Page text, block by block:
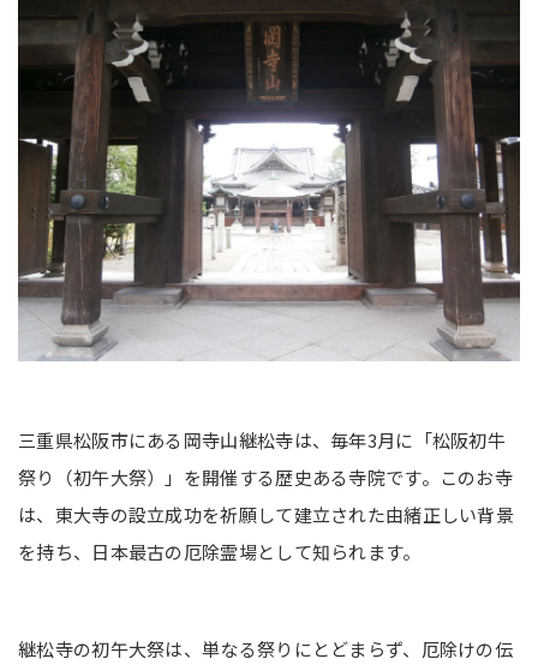
三重県松阪市にある岡寺山継松寺は、毎年3月に「松阪初牛
祭り（初午大祭）」を開催する歴史ある寺院です。このお寺
は、東大寺の設立成功を祈願して建立された由緒正しい背景
を持ち、日本最古の厄除霊場として知られます。
継松寺の初午大祭は、単なる祭りにとどまらず、厄除けの伝